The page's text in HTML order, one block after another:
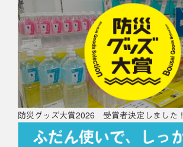
防災グッズ大賞2026 受賞者決定しました！